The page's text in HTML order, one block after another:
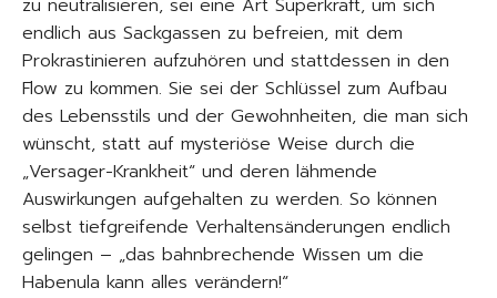
zu neutralisieren, sei eine Art Superkraft, um sich
endlich aus Sackgassen zu befreien, mit dem
Prokrastinieren aufzuhören und stattdessen in den
Flow zu kommen. Sie sei der Schlüssel zum Aufbau
des Lebensstils und der Gewohnheiten, die man sich
wünscht, statt auf mysteriöse Weise durch die
„Versager-Krankheit“ und deren lähmende
Auswirkungen aufgehalten zu werden. So können
selbst tiefgreifende Verhaltensänderungen endlich
gelingen – „das bahnbrechende Wissen um die
Habenula kann alles verändern!“